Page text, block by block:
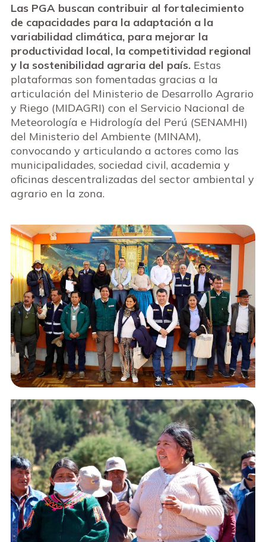
Las PGA buscan contribuir al fortalecimiento
de capacidades para la adaptación a la
variabilidad climática, para mejorar la
productividad local, la competitividad regional
y la sostenibilidad agraria del país.Estas
plataformas son fomentadas gracias a la
articulación del Ministerio de Desarrollo Agrario
y Riego (MIDAGRI) con el Servicio Nacional de
Meteorología e Hidrología del Perú (SENAMHI)
del Ministerio del Ambiente (MINAM),
convocando y articulando a actores como las
municipalidades, sociedad civil, academia y
oficinas descentralizadas del sector ambiental y
agrario en la zona.